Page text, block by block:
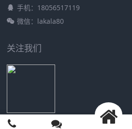
手机：18056517119
微信：lakala80
关注我们